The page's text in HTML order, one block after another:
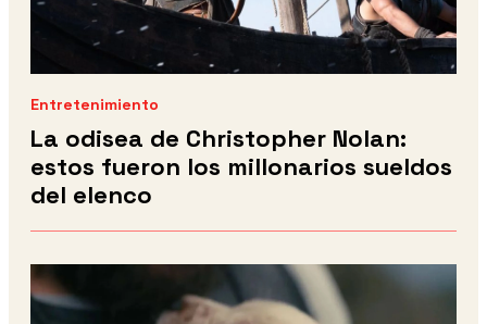
Entretenimiento
La odisea de Christopher Nolan:
estos fueron los millonarios sueldos
del elenco